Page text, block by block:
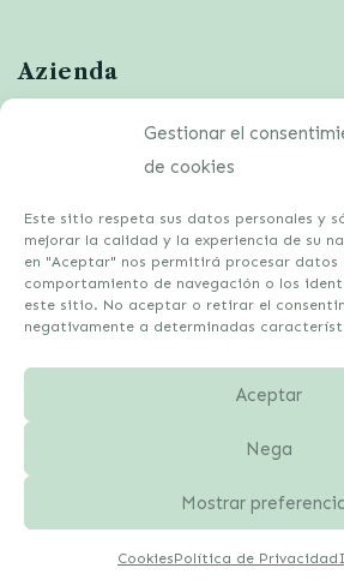
Gestionar el
de cookies
Este sitio respeta sus datos personales y
mejorar la calidad y la experiencia de su
en "Aceptar" nos permitirá procesar datos
comportamiento de navegación o los
este sitio. No aceptar o retirar el
negativamente a determinadas
Aceptar
Nega
Mostrar
CookiesPolítica de Privacidad
Azienda
Política de Privacidad
Impressum